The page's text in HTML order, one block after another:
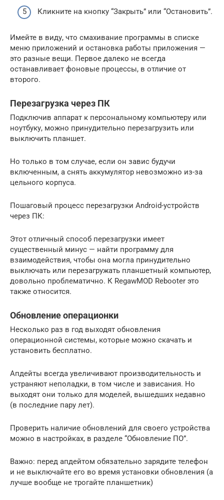
Кликните на кнопку “Закрыть” или “Остановить”.
Имейте в виду, что смахивание программы в списке
меню приложений и остановка работы приложения —
это разные вещи. Первое далеко не всегда
останавливает фоновые процессы, в отличие от
второго.
Перезагрузка через ПК
Подключив аппарат к персональному компьютеру или
ноутбуку, можно принудительно перезагрузить или
выключить планшет.
Но только в том случае, если он завис будучи
включенным, а снять аккумулятор невозможно из-за
цельного корпуса.
Пошаговый процесс перезагрузки Android-устройств
через ПК:
Этот отличный способ перезагрузки имеет
существенный минус — найти программу для
взаимодействия, чтобы она могла принудительно
выключать или перезагружать планшетный компьютер,
довольно проблематично. К RegawMOD Rebooter это
также относится.
Обновление операционки
Несколько раз в год выходят обновления
операционной системы, которые можно скачать и
установить бесплатно.
Апдейты всегда увеличивают производительность и
устраняют неполадки, в том числе и зависания. Но
выходят они только для моделей, вышедших недавно
(в последние пару лет).
Проверить наличие обновлений для своего устройства
можно в настройках, в разделе “Обновление ПО”.
Важно: перед апдейтом обязательно зарядите телефон
и не выключайте его во время установки обновления (а
лучше вообще не трогайте планшетник)